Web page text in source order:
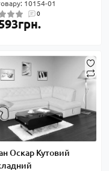
10154-01
0
Оскар Кутовий